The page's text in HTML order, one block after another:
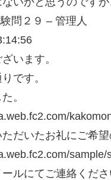
問２９ – 管理人
います。
です。
。
だいたお礼にご希
ルにてご連絡くださ